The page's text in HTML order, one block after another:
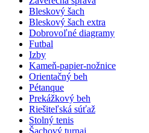
Bleskový šach
Bleskový šach extra
Dobrovoľné diagramy
Futbal
Izby
Kameň-papier-nožnice
Orientačný beh
Pétanque
Prekážkový beh
Riešiteľská súťaž
Stolný tenis
Šachový turnaj